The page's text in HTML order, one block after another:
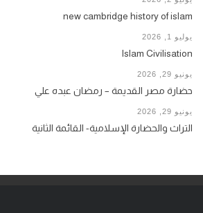
new cambridge history of islam
يوليو 1, 2026
Islam Civilisation
يونيو 29, 2026
حضارة مصر القديمة – رمضان عبده علي
يونيو 29, 2026
التراث والحضارة الإسلامية- القائمة الثانية